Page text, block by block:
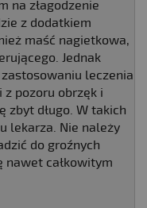
na złagodzenie
z dodatkiem
maść nagietkowa,
Jednak
leczenia
pozoru obrzęk i
zbyt długo. W takich
lekarza. Nie należy
do groźnych
nawet całkowitym